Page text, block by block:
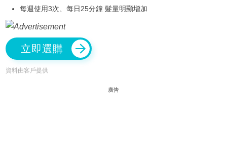
每週使用3次、每日25分鐘 髮量明顯增加
立即選購
資料由客戶提供
廣告